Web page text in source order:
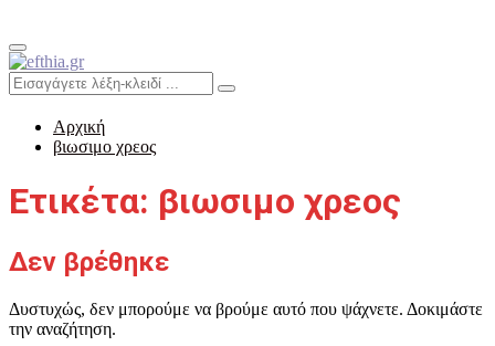
Primary
Menu
Search
for:
Search
Αρχική
βιωσιμο χρεος
Ετικέτα: βιωσιμο χρεος
Δεν βρέθηκε
Δυστυχώς, δεν μπορούμε να βρούμε αυτό που ψάχνετε. Δοκιμάστε
την αναζήτηση.